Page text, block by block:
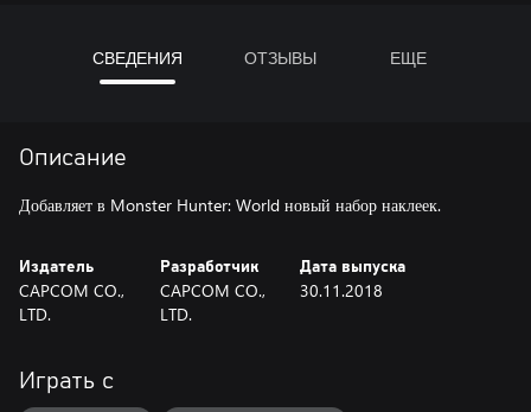
СВЕДЕНИЯ ОТЗЫВЫ ЕЩЕ
Описание
Добавляет в Monster Hunter: World новый набор наклеек.
Издатель
CAPCOM CO.,
LTD.
Разработчик
CAPCOM CO.,
LTD.
Дата выпуска
30.11.2018
Играть с